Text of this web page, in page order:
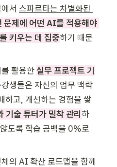
서 스파르타는 차별화된
문제에 어떤 AI를 적용해야
키우는 데 집중하기 때문
활용한 실무 프로젝트 기
생들은 자신의 업무 맥락
하고, 개선하는 경험을 쌓
기술 튜터가 밀착 관리하
도록 학습 공백을 0%로
의 AI 확산 로드맵을 함께